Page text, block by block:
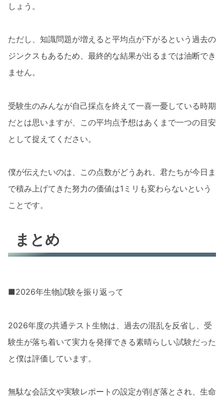
しょう。
ただし、知識問題が増えると平均点が下がるという過去の
ジンクスもあるため、最終的な結果が出るまでは油断でき
ません。
受験生のみんなが自己採点を終えて一喜一憂している時期
だとは思いますが、この平均点予想はあくまで一つの目安
として捉えてください。
僕が伝えたいのは、この点数がどうあれ、君たちが今日ま
で積み上げてきた努力の価値は1ミリも変わらないという
ことです。
まとめ
■2026年生物試験を振り返って
2026年度の共通テスト生物は、過去の混乱を反省し、受
験生が落ち着いて実力を発揮できる素晴らしい試験だった
と僕は評価しています。
無駄な会話文や実験レポートの設定が削ぎ落とされ、生命